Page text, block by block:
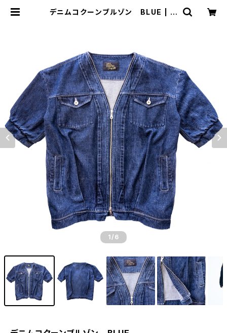
デニムコクーンブルゾン BLUE | M
1 /6